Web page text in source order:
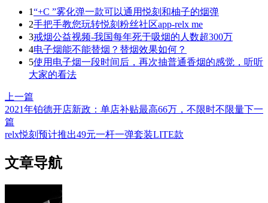
1“+C ”雾化弹一款可以通用悦刻和柚子的烟弹
2手把手教您玩转悦刻粉丝社区app-relx me
3戒烟公益视频-我国每年死于吸烟的人数超300万
4电子烟能不能替烟？替烟效果如何？
5使用电子烟一段时间后，再次抽普通香烟的感觉，听听
大家的看法
上一篇
2021年铂德开店新政：单店补贴最高66万，不限时不限量下一
篇
relx悦刻预计推出49元一杆一弹套装LITE款
文章导航